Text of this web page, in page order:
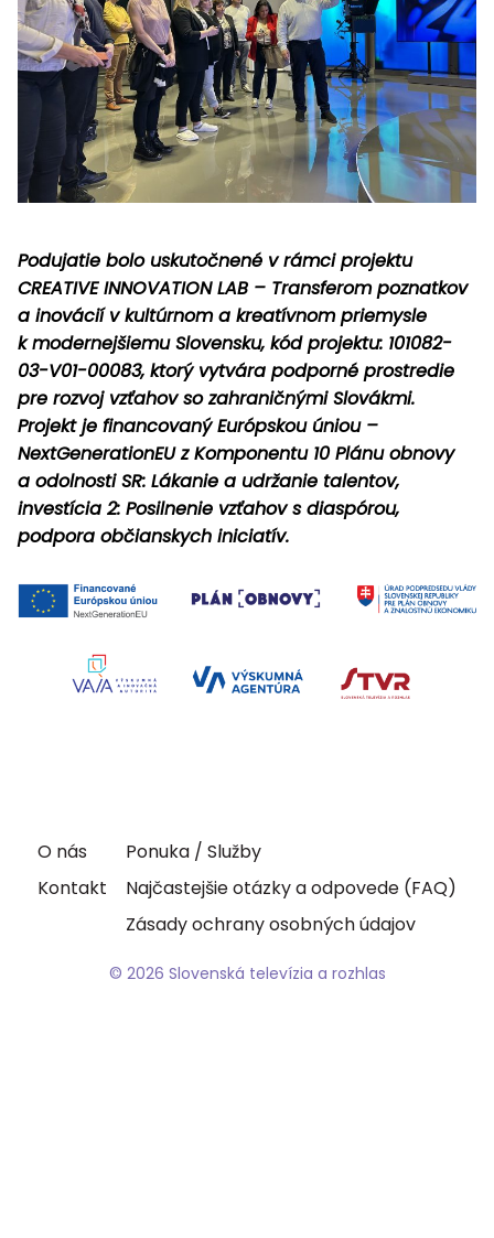
Podujatie bolo uskutočnené v rámci projektu
CREATIVE INNOVATION LAB – Transferom poznatkov
a inovácií v kultúrnom a kreatívnom priemysle
k modernejšiemu Slovensku, kód projektu: 101082-
03-V01-00083, ktorý vytvára podporné prostredie
pre rozvoj vzťahov so zahraničnými Slovákmi.
Projekt je financovaný Európskou úniou –
NextGenerationEU z Komponentu 10 Plánu obnovy
a odolnosti SR: Lákanie a udržanie talentov,
investícia 2: Posilnenie vzťahov s diaspórou,
podpora občianskych iniciatív.
O nás
Kontakt
Ponuka / Služby
Najčastejšie otázky a odpovede (FAQ)
Zásady ochrany osobných údajov
© 2026 Slovenská televízia a rozhlas